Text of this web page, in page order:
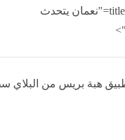
" title="نعمان يتحدث
هبة بريس من البلاي